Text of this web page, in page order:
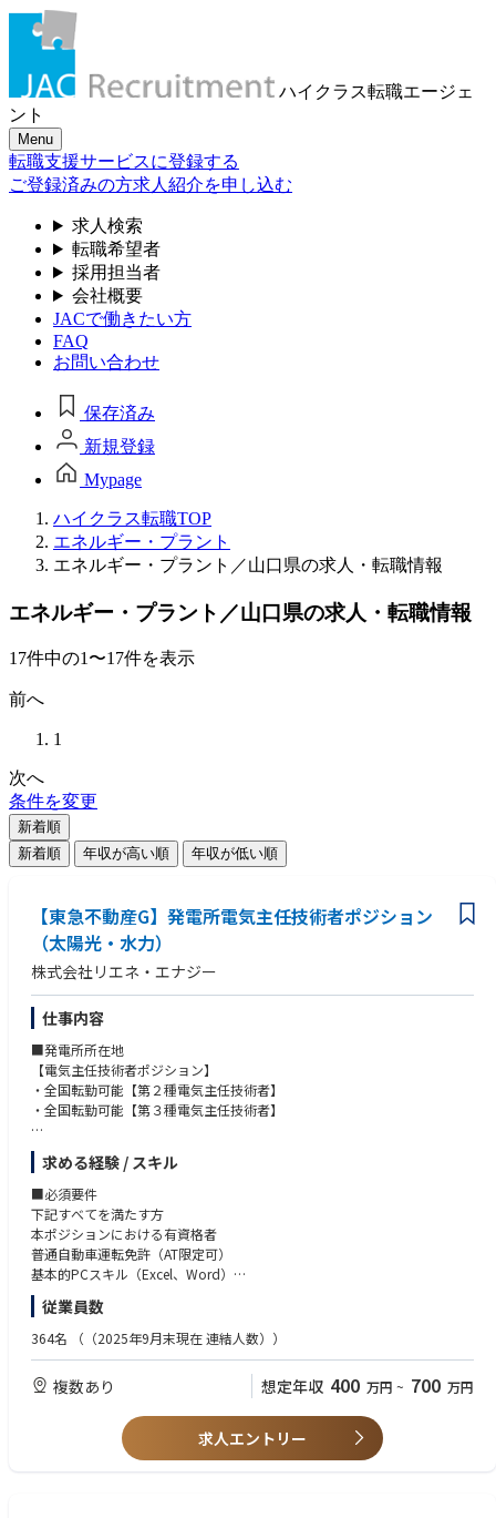
ハイクラス転職エージェ
ント
Menu
転職支援サービスに登録する
ご登録済みの方求人紹介を申し込む
求人検索
転職希望者
採用担当者
会社概要
JACで働きたい方
FAQ
お問い合わせ
保存済み
新規登録
Mypage
ハイクラス転職TOP
エネルギー・プラント
エネルギー・プラント／山口県の求人・転職情報
エネルギー・プラント／山口県の求人・転職情報
17件中の1〜17件を表示
前へ
1
次へ
条件を変更
新着順
新着順
年収が高い順 年収が低い順
【東急不動産G】発電所電気主任技術者ポジション
（太陽光・水力）
株式会社リエネ・エナジー
仕事内容
■発電所所在地
【電気主任技術者ポジション】
・全国転勤可能【第２種電気主任技術者】
・全国転勤可能【第３種電気主任技術者】
～北海道、東北エリア～（青森県、岩手県、宮城県、秋田県、山形県、福
島県）
・北海道根室市【第２種電気主任技術者】
・青森県青森市【第２種電気主任技術者】
・青森県野辺地町【第２種電気主任技術者】
・青森県八戸市【第２種電気主任技術者】
・岩手県一関市【第２種電気主任技術者】
・岩手県盛岡市【第２種電気主任技術者】
・宮城県柴田郡川崎町【第３種電気主任技術者】
・宮城県気仙沼市【第２種電気主任技術者】
・宮城県白石市【第２種電気主任技術者】
・宮城県白石市【第３種電気主任技術者】
・宮城県大崎市【第３種電気主任技術者】
・秋田県由利本荘市【第２種電気主任技術者】
求める経験 / スキル
■必須要件
下記すべてを満たす方
本ポジションにおける有資格者
普通自動車運転免許（AT限定可）
基本的PCスキル（Excel、Word）
※太陽光発電所での実務経験は不問です。
従業員数
364名 （（2025年9月末現在 連結人数））
複数あり 想定年収 400 万円 ~ 700 万円
求人エントリー